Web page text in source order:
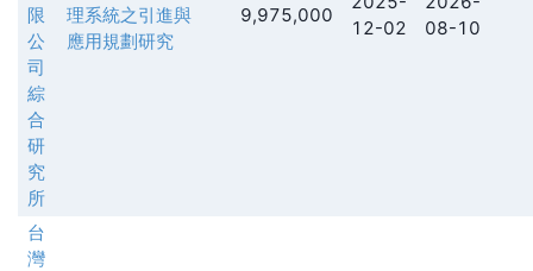
限
公
司
綜
合
研
究
所
理系統之引進與
應用規劃研究
9,975,000
12-02
08-10
台
灣